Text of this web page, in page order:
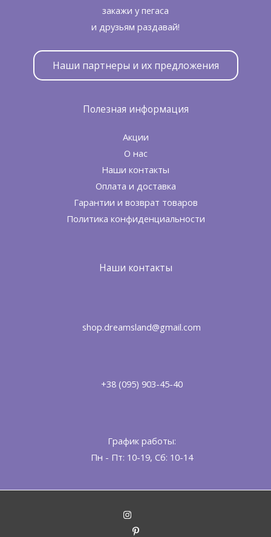
закажи у пегаса
и друзьям раздавай!
Наши партнеры и их предложения
Полезная информация
Акции
О нас
Наши контакты
Оплата и доставка
Гарантии и возврат товаров
Политика конфиденциальности
Наши контакты
shop.dreamsland@gmail.com
+38 (095) 903-45-40
График работы:
Пн - Пт: 10-19, Сб: 10-14